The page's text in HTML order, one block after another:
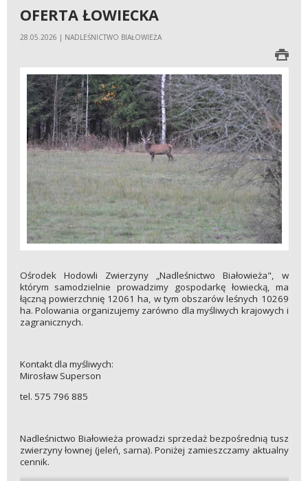
OFERTA ŁOWIECKA
28.05.2026 | NADLEŚNICTWO BIAŁOWIEŻA
Ośrodek Hodowli Zwierzyny „Nadleśnictwo Białowieża", w
którym samodzielnie prowadzimy gospodarkę łowiecką, ma
łączną powierzchnię 12061 ha, w tym obszarów leśnych 10269
ha. Polowania organizujemy zarówno dla myśliwych krajowych i
zagranicznych.
Kontakt dla myśliwych:
Mirosław Superson
tel. 575 796 885
Nadleśnictwo Białowieża prowadzi sprzedaż bezpośrednią tusz
zwierzyny łownej (jeleń, sarna). Poniżej zamieszczamy aktualny
cennik.